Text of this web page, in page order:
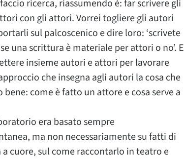
ricerca, riassumendo è: far scrivere gli
con gli attori. Vorrei togliere gli autori
sul palcoscenico e dire loro: ‘scrivete
una scrittura è materiale per attori o no’. E
insieme autori e attori per lavorare
che insegna agli autori la cosa che
come è fatto un attore e cosa serve a
era basato sempre
ma non necessariamente su fatti di
cuore, sul come raccontarlo in teatro e